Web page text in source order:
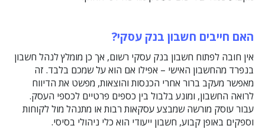
האם חייבים חשבון בנק עסקי?
אין חובה לפתוח חשבון בנק עסקי רשום, אך כן מומלץ לנהל חשבון
בנפרד מהחשבון האישי – אפילו אם הוא על שמכם בלבד. זה
מאפשר מעקב ברור אחרי הכנסות והוצאות, מפשט את הדיווח
לרואה החשבון, ומונע בלבול בין כספים פרטיים לכספי העסק.
עבור עוסק מורשה שמבצע עסקאות רבות או מתנהל מול לקוחות
וספקים באופן קבוע, חשבון ייעודי הוא כלי ניהולי בסיסי.